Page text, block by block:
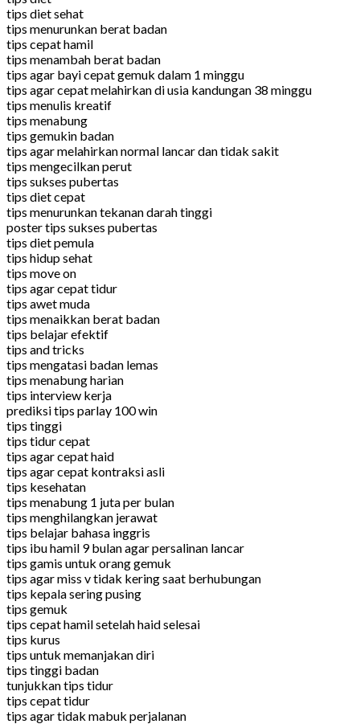
tips diet sehat
tips menurunkan berat badan
tips cepat hamil
tips menambah berat badan
tips agar bayi cepat gemuk dalam 1 minggu
tips agar cepat melahirkan di usia kandungan 38 minggu
tips menulis kreatif
tips menabung
tips gemukin badan
tips agar melahirkan normal lancar dan tidak sakit
tips mengecilkan perut
tips sukses pubertas
tips diet cepat
tips menurunkan tekanan darah tinggi
poster tips sukses pubertas
tips diet pemula
tips hidup sehat
tips move on
tips agar cepat tidur
tips awet muda
tips menaikkan berat badan
tips belajar efektif
tips and tricks
tips mengatasi badan lemas
tips menabung harian
tips interview kerja
prediksi tips parlay 100 win
tips tinggi
tips tidur cepat
tips agar cepat haid
tips agar cepat kontraksi asli
tips kesehatan
tips menabung 1 juta per bulan
tips menghilangkan jerawat
tips belajar bahasa inggris
tips ibu hamil 9 bulan agar persalinan lancar
tips gamis untuk orang gemuk
tips agar miss v tidak kering saat berhubungan
tips kepala sering pusing
tips gemuk
tips cepat hamil setelah haid selesai
tips kurus
tips untuk memanjakan diri
tips tinggi badan
tunjukkan tips tidur
tips cepat tidur
tips agar tidak mabuk perjalanan